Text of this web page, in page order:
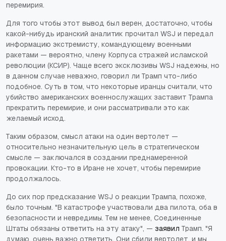
перемирия.
Для того чтобы этот вывод был верен, достаточно, чтобы
какой-нибудь иранский аналитик прочитал WSJ и передал
информацию экстремисту, командующему военными
ракетами — вероятно, члену Корпуса стражей исламской
революции (КСИР). Чаще всего эксклюзивы WSJ надежны, но
в данном случае неважно, говорил ли Трамп что-либо
подобное. Суть в том, что некоторые иранцы считали, что
убийство американских военнослужащих заставит Трампа
прекратить перемирие, и они рассматривали это как
желаемый исход.
Таким образом, смысл атаки на один вертолет —
относительно незначительную цель в стратегическом
смысле — заключался в создании преднамеренной
провокации. Кто-то в Иране не хочет, чтобы перемирие
продолжалось.
До сих пор предсказание WSJ о реакции Трампа, похоже,
было точным. "В катастрофе участвовали два пилота, оба в
безопасности и невредимы. Тем не менее, Соединенные
Штаты обязаны ответить на эту атаку", — заявил Трамп. "Я
думаю, очень важно ответить. Они сбили вертолет, и мы